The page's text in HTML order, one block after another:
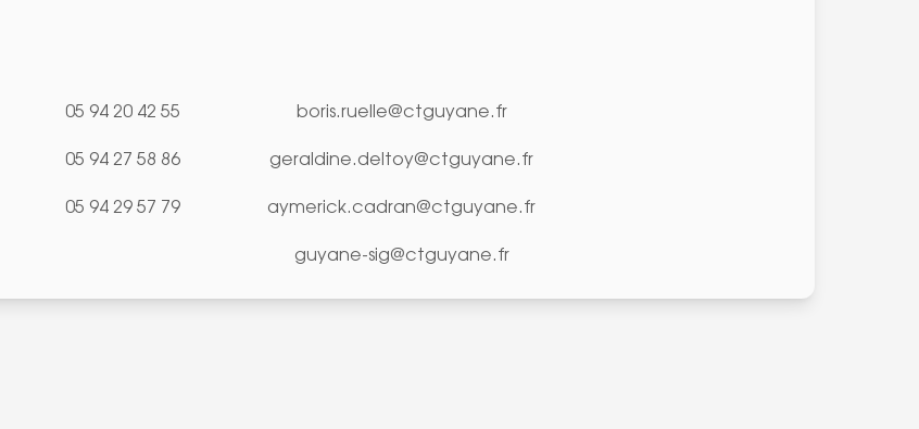
05 94 20 42 55 boris.ruelle@ctguyane.fr
05 94 27 58 86 geraldine.deltoy@ctguyane.fr
05 94 29 57 79 aymerick.cadran@ctguyane.fr
guyane-sig@ctguyane.fr